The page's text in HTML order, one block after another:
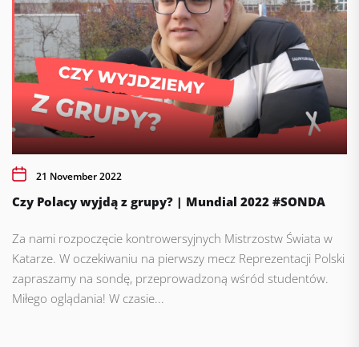
21 November 2022
Czy Polacy wyjdą z grupy? | Mundial 2022 #SONDA
Za nami rozpoczęcie kontrowersyjnych Mistrzostw Świata w
Katarze. W oczekiwaniu na pierwszy mecz Reprezentacji Polski
zapraszamy na sondę, przeprowadzoną wśród studentów.
Miłego oglądania! W czasie...